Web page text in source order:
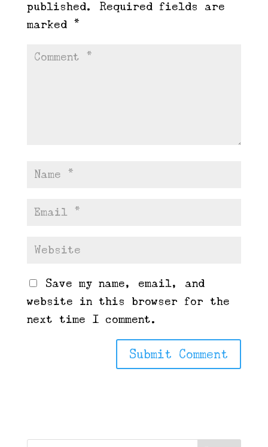
published.
Required fields are
marked *
Save my name, email, and
website in this browser for the
next time I comment.